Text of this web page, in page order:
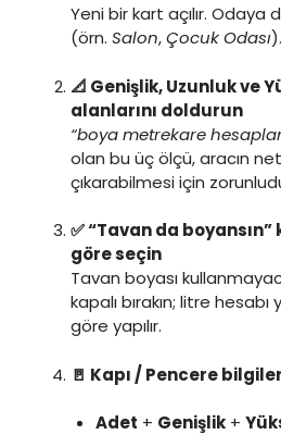
Yeni bir kart açılır. Odaya
(örn. Salon,Çocuk Odası).
📐 Genişlik, Uzunluk ve
alanlarını doldurun
“boya metrekare
olan bu üç ölçü, aracın
çıkarabilmesi için
✅ “Tavan da
göre seçin
Tavan boyası
kapalı bırakın; litre
göre yapılır.
🚪 Kapı / Pencere
Adet + Genişlik+